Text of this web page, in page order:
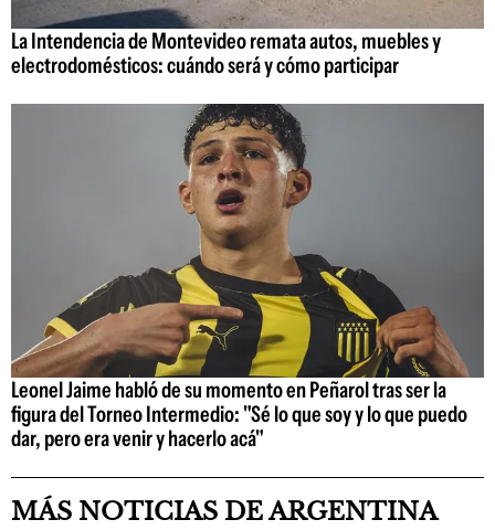
La Intendencia de Montevideo remata autos, muebles y
electrodomésticos: cuándo será y cómo participar
Leonel Jaime habló de su momento en Peñarol tras ser la
figura del Torneo Intermedio: "Sé lo que soy y lo que puedo
dar, pero era venir y hacerlo acá"
MÁS NOTICIAS DE ARGENTINA